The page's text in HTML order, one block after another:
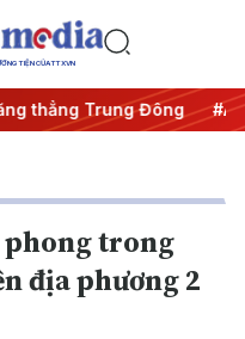
TIỆN CỦA TTXVN
thẳng Trung Đông #An
trong
địa phương 2